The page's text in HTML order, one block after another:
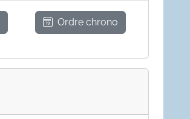
Ordre chrono